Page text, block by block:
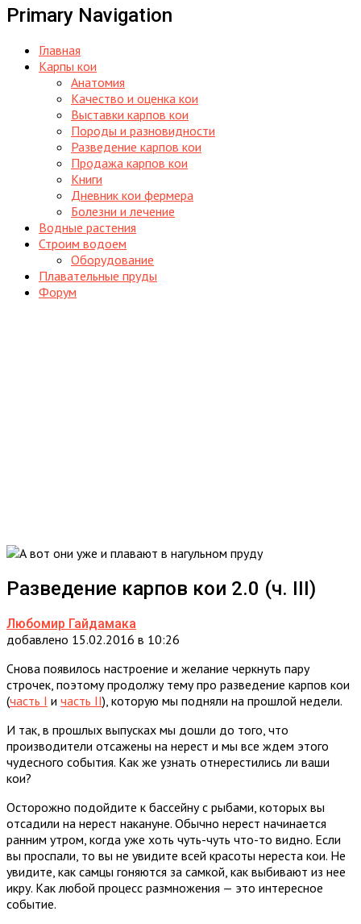
Primary Navigation
Главная
Карпы кои
Анатомия
Качество и оценка кои
Выставки карпов кои
Породы и разновидности
Разведение карпов кои
Продажа карпов кои
Книги
Дневник кои фермера
Болезни и лечение
Водные растения
Строим водоем
Оборудование
Плавательные пруды
Форум
Разведение карпов кои 2.0 (ч. III)
Любомир Гайдамака
добавлено 15.02.2016 в 10:26
Снова появилось настроение и желание черкнуть пару
строчек, поэтому продолжу тему про разведение карпов кои
(часть I и часть II), которую мы подняли на прошлой недели.
И так, в прошлых выпусках мы дошли до того, что
производители отсажены на нерест и мы все ждем этого
чудесного события. Как же узнать отнерестились ли ваши
кои?
Осторожно подойдите к бассейну с рыбами, которых вы
отсадили на нерест накануне. Обычно нерест начинается
ранним утром, когда уже хоть чуть-чуть что-то видно. Если
вы проспали, то вы не увидите всей красоты нереста кои. Не
увидите, как самцы гоняются за самкой, как выбивают из нее
икру. Как любой процесс размножения — это интересное
событие.